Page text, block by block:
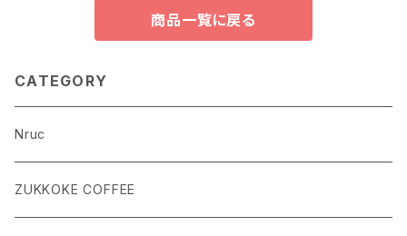
商品一覧に戻る
CATEGORY
Nruc
ZUKKOKE COFFEE